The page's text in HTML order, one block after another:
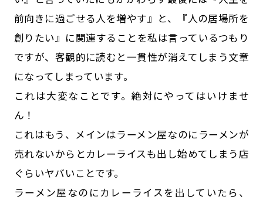
前向きに過ごせる人を増やす』と、『人の居場所を
創りたい』に関連することを私は言っているつもり
ですが、客観的に読むと一貫性が消えてしまう文章
になってしまっています。
これは大変なことです。絶対にやってはいけませ
ん！
これはもう、メインはラーメン屋なのにラーメンが
売れないからとカレーライスも出し始めてしまう店
ぐらいヤバいことです。
ラーメン屋なのにカレーライスを出していたら、